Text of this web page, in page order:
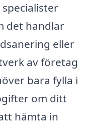
det handlar
eller
av företag
bara fylla i
om ditt
hämta in